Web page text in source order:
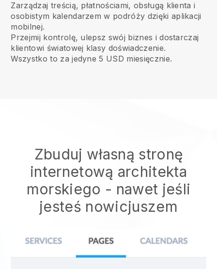
Zarządzaj treścią, płatnościami, obsługą klienta i
osobistym kalendarzem w podróży dzięki aplikacji
mobilnej.
Przejmij kontrolę, ulepsz swój biznes i dostarczaj
klientowi światowej klasy doświadczenie.
Wszystko to za jedyne 5 USD miesięcznie.
Zbuduj własną stronę
internetową architekta
morskiego - nawet jeśli
jesteś nowicjuszem